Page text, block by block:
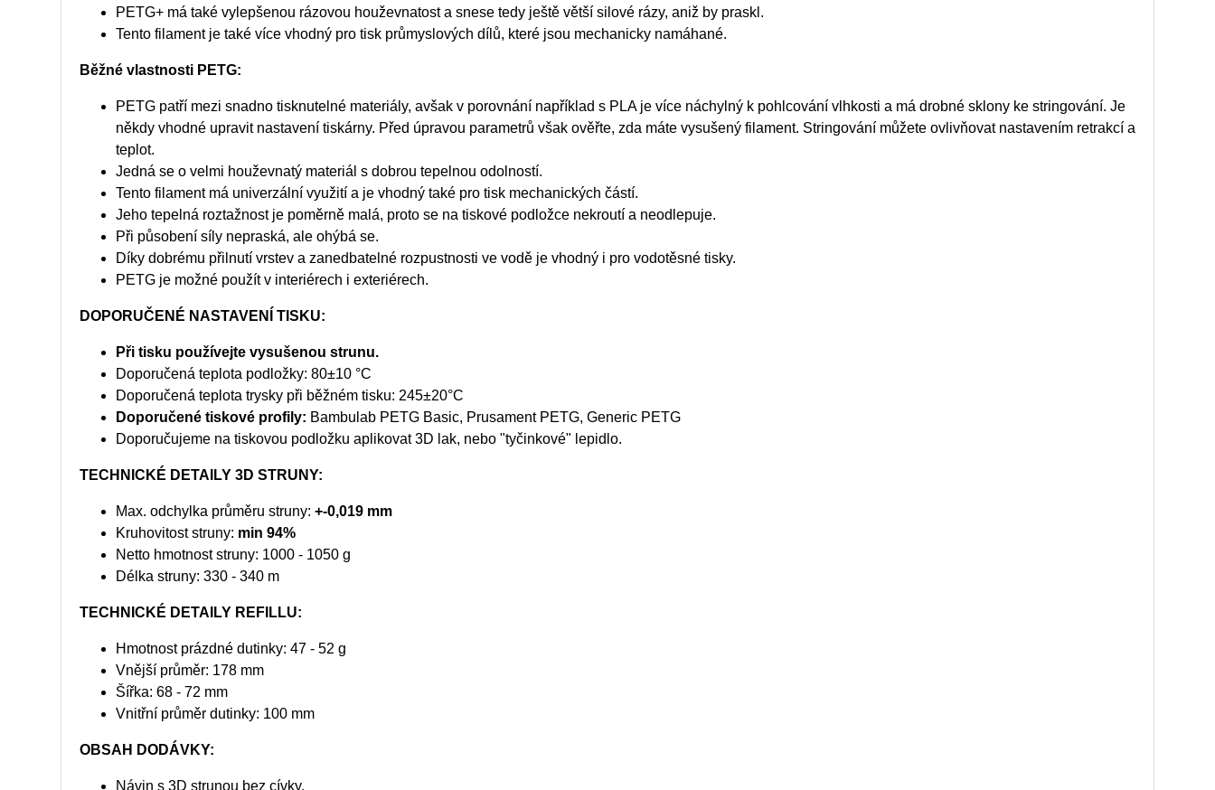
PETG+ má také vylepšenou rázovou houževnatost a snese tedy ještě větší silové rázy, aniž by praskl.
Tento filament je také více vhodný pro tisk průmyslových dílů, které jsou mechanicky namáhané.
Běžné vlastnosti PETG:
PETG patří mezi snadno tisknutelné materiály, avšak v porovnání například s PLA je více náchylný k pohlcování vlhkosti a má drobné sklony ke stringování. Je
někdy vhodné upravit nastavení tiskárny. Před úpravou parametrů však ověřte, zda máte vysušený filament. Stringování můžete ovlivňovat nastavením retrakcí a
teplot.
Jedná se o velmi houževnatý materiál s dobrou tepelnou odolností.
Tento filament má univerzální využití a je vhodný také pro tisk mechanických částí.
Jeho tepelná roztažnost je poměrně malá, proto se na tiskové podložce nekroutí a neodlepuje.
Při působení síly nepraská, ale ohýbá se.
Díky dobrému přilnutí vrstev a zanedbatelné rozpustnosti ve vodě je vhodný i pro vodotěsné tisky.
PETG je možné použít v interiérech i exteriérech.
DOPORUČENÉ NASTAVENÍ TISKU:
Při tisku používejte vysušenou strunu.
Doporučená teplota podložky: 80±10 °C
Doporučená teplota trysky při běžném tisku: 245±20°C
Doporučené tiskové profily: Bambulab PETG Basic, Prusament PETG, Generic PETG
Doporučujeme na tiskovou podložku aplikovat 3D lak, nebo "tyčinkové" lepidlo.
TECHNICKÉ DETAILY 3D STRUNY:
Max. odchylka průměru struny: +-0,019 mm
Kruhovitost struny: min 94%
Netto hmotnost struny: 1000 - 1050 g
Délka struny: 330 - 340 m
TECHNICKÉ DETAILY REFILLU:
Hmotnost prázdné dutinky: 47 - 52 g
Vnější průměr: 178 mm
Šířka: 68 - 72 mm
Vnitřní průměr dutinky: 100 mm
OBSAH DODÁVKY:
Návin s 3D strunou bez cívky.